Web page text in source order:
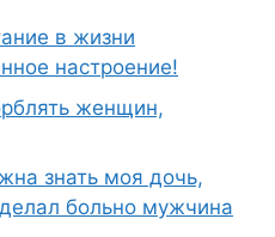
в жизни
настроение!
женщин,
знать моя дочь,
больно мужчина